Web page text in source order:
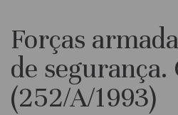
EN
Forças
de
(252/A/1993)